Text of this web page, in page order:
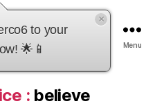
Menu
: believe
to your
🌟📱
×